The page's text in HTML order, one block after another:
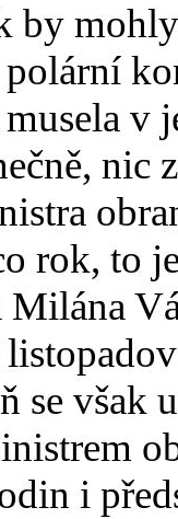
by
v
nic
rok, to
Milána
se však
i